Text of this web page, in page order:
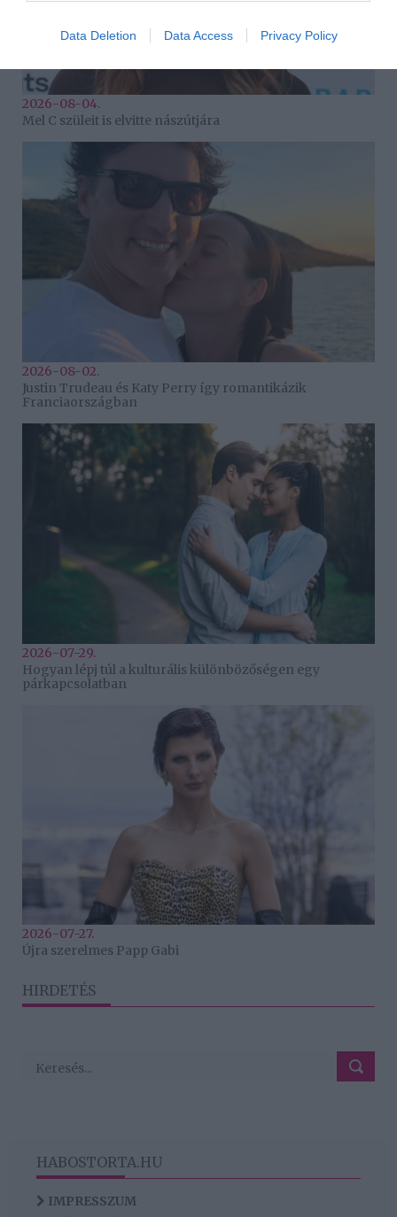
Data Deletion Data Access Privacy Policy
2026-08-04.
Mel C szüleit is elvitte nászútjára
2026-08-02.
Justin Trudeau és Katy Perry így romantikázik
Franciaországban
2026-07-29.
Hogyan lépj túl a kulturális különbözőségen egy
párkapcsolatban
2026-07-27.
Újra szerelmes Papp Gabi
HIRDETÉS
HABOSTORTA.HU
IMPRESSZUM